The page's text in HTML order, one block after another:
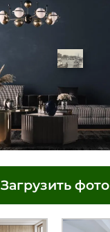
Загрузить фото